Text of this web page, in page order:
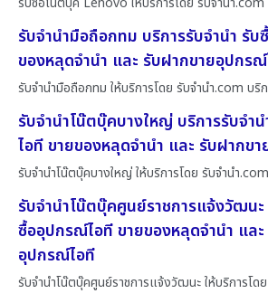
รับจำนำมือถือกทม บริการรับจำนำ รั
ของหลุดจำนำ และ รับฝากขายอุปกร
รับจำนำมือถือกทม ให้บริการโดย รับจํานํา.com บริ
รับจำนำโน๊ตบุ๊คบางใหญ่ บริการรับจำ
ไอที ขายของหลุดจำนำ และ รับฝากข
รับจำนำโน๊ตบุ๊คบางใหญ่ ให้บริการโดย รับจํานํา
รับจำนำโน๊ตบุ๊คศูนย์ราชการแจ้งวัฒนะ
ซื้ออุปกรณ์ไอที ขายของหลุดจำนำ แล
อุปกรณ์ไอที
รับจำนำโน๊ตบุ๊คศูนย์ราชการแจ้งวัฒนะ ให้บริการโด